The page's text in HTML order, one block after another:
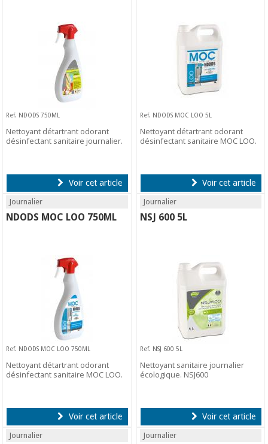
Ref. NDODS 750ML
Nettoyant détartrant odorant
désinfectant sanitaire journalier.
Voir cet article
Ref. NDODS MOC LOO 5L
Nettoyant détartrant odorant
désinfectant sanitaire MOC LOO.
Voir cet article
Journalier
NDODS MOC LOO 750ML
Ref. NDODS MOC LOO 750ML
Nettoyant détartrant odorant
désinfectant sanitaire MOC LOO.
Voir cet article
Journalier
NSJ 600 5L
Ref. NSJ 600 5L
Nettoyant sanitaire journalier
écologique. NSJ600
Voir cet article
Journalier Journalier